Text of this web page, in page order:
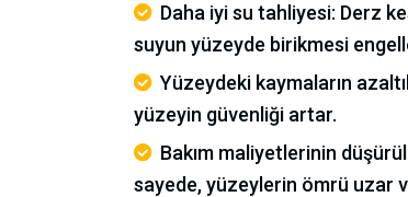
Daha iyi su tahliyesi: Derz
suyun yüzeyde birikmesi
Yüzeydeki kaymaların
yüzeyin güvenliği artar.
Bakım maliyetlerinin
sayede, yüzeylerin ömrü uzar